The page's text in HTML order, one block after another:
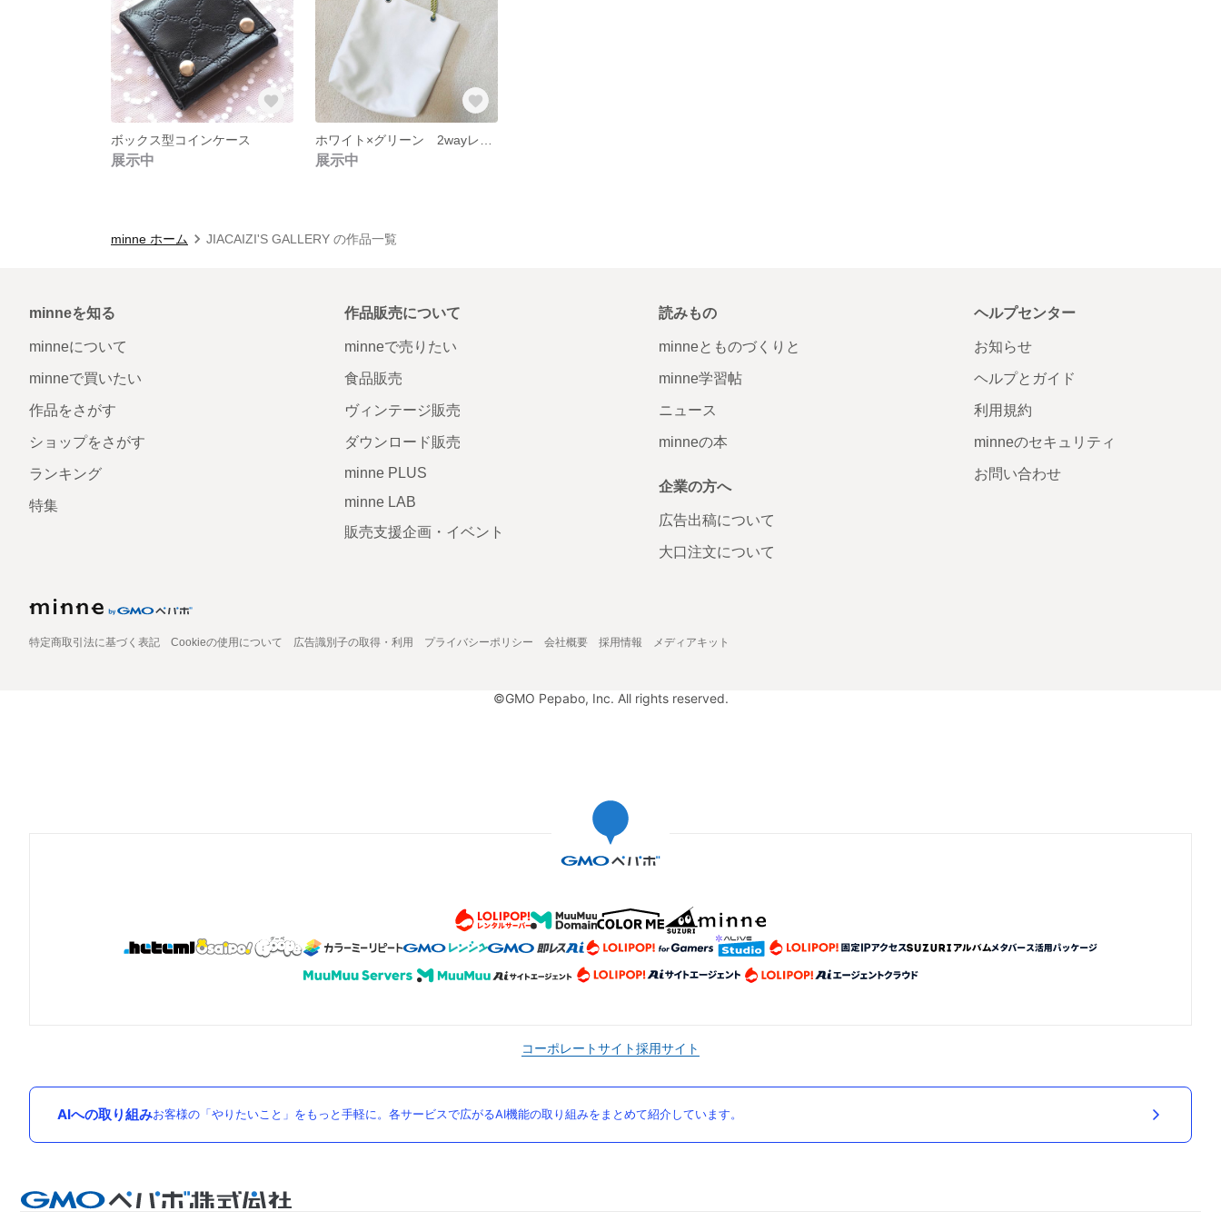
ボックス型コインケース
展示中 展示中
minne ホーム JIACAIZI'S GALLERY の作品一覧
minneを知る
minneについて
minneで買いたい
作品をさがす
ショップをさがす
ランキング
特集
作品販売について
minneで売りたい
食品販売
ヴィンテージ販売
ダウンロード販売
minne PLUS
minne LAB
販売支援企画・イベント
読みもの
minneとものづくりと
minne学習帖
ニュース
minneの本
企業の方へ
広告出稿について
大口注文について
ヘルプセンター
お知らせ
ヘルプとガイド
利用規約
minneのセキュリティ
お問い合わせ
特定商取引法に基づく表記 Cookieの使用について 広告識別子の取得・利用 プライバシーポリシー 会社概要 採用情報 メディアキット
©GMO Pepabo, Inc. All rights reserved.
コーポレートサイト採用サイト
AIへの取り組みお客様の「やりたいこと」をもっと手軽に。各サービスで広がるAI機能の取り組みをまとめて紹介しています。